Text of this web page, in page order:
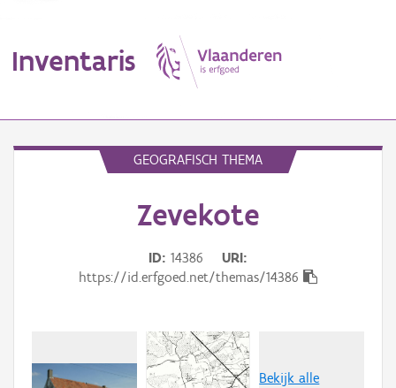
Inventaris
Gebeurtenis
GEOGRAFISCH THEMA
Zevekote
ID 14386
URI
https://id.erfgoed.net/themas/14386
Bekijk alle